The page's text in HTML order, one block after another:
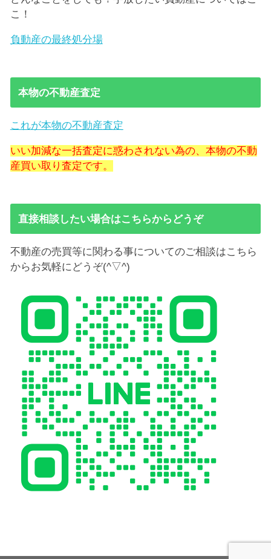
こ！
負動産の最終処分場
本物の不動産査定
これが本物の不動産査定
いい加減な一括査定に惑わされない為の、本物の不動
産買い取り査定です。
直接相談したい場合はこちらからどうぞ
不動産の売買等に関わる事についてのご相談はこちら
からお気軽にどうぞ(^▽^)